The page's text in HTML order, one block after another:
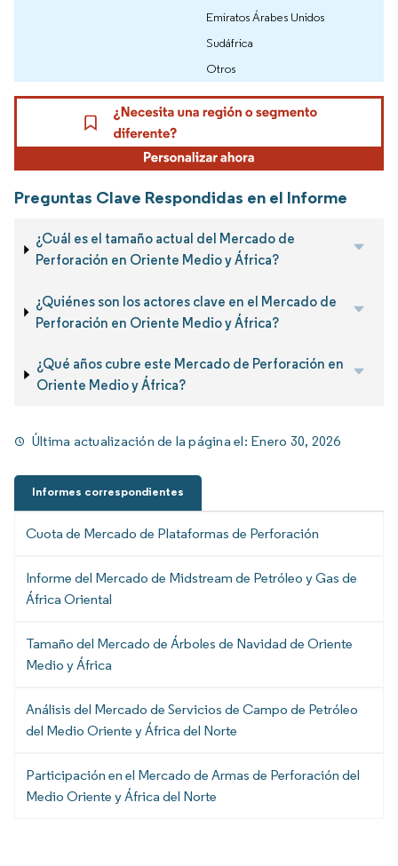
Emiratos Árabes Unidos
Sudáfrica
Otros
Preguntas Clave Respondidas en el Informe
¿Cuál es el tamaño actual del Mercado de
Perforación en Oriente Medio y África?
¿Quiénes son los actores clave en el Mercado de
Perforación en Oriente Medio y África?
¿Qué años cubre este Mercado de Perforación en
Oriente Medio y África?
Última actualización de la página el: Enero 30, 2026
Informes correspondientes
Cuota de Mercado de Plataformas de Perforación
Informe del Mercado de Midstream de Petróleo y Gas de
África Oriental
Tamaño del Mercado de Árboles de Navidad de Oriente
Medio y África
Análisis del Mercado de Servicios de Campo de Petróleo
del Medio Oriente y África del Norte
Participación en el Mercado de Armas de Perforación del
Medio Oriente y África del Norte